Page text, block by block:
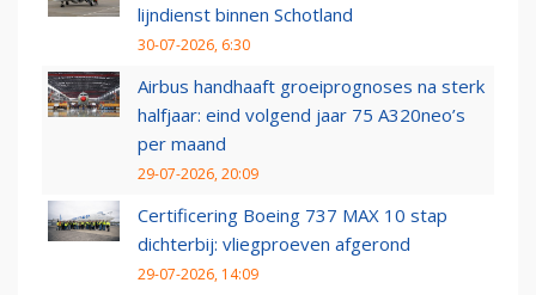
lijndienst binnen Schotland
30-07-2026, 6:30
Airbus handhaaft groeiprognoses na sterk
halfjaar: eind volgend jaar 75 A320neo’s
per maand
29-07-2026, 20:09
Certificering Boeing 737 MAX 10 stap
dichterbij: vliegproeven afgerond
29-07-2026, 14:09